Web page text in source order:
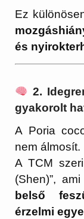
Ez
és
2.
gyakorolt
A Poria
nem álmosít.
A TCM
(Shen)”,
belső
érzelmi